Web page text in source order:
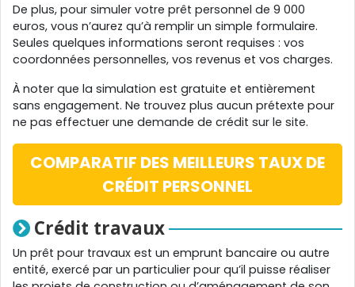
De plus, pour simuler votre prêt personnel de 9 000
euros, vous n’aurez qu’à remplir un simple formulaire.
Seules quelques informations seront requises : vos
coordonnées personnelles, vos revenus et vos charges.
À noter que la simulation est gratuite et entièrement
sans engagement. Ne trouvez plus aucun prétexte pour
ne pas effectuer une demande de crédit sur le site.
COMPARATIF DES MEILLEURS TAUX DE
CRÉDIT PERSONNEL
Crédit travaux
Un prêt pour travaux est un emprunt bancaire ou autre
entité, exercé par un particulier pour qu’il puisse réaliser